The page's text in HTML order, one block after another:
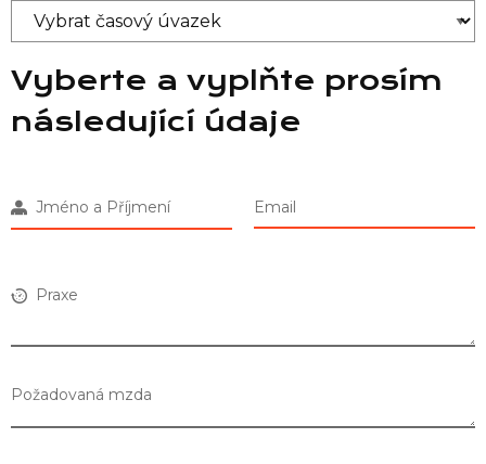
Vyberte a vyplňte prosím
následující údaje
Jméno a Příjmení Email
Praxe
Požadovaná mzda